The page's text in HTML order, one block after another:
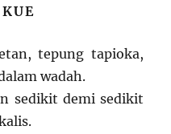
tepung tapioka,
wadah.
sedikit demi sedikit